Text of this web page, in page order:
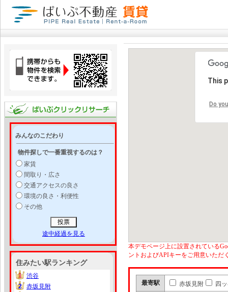
みんなのこだわり
物件探しで一番重視するのは？
家賃
間取り・広さ
交通アクセスの良さ
環境の良さ・利便性
その他
途中経過を見る
住みたい駅ランキング
1
1
渋谷
2
2
赤坂見附
This
Do
本デモページ上に設置されている
ントおよびAPIキーをご用意いただ
最寄駅 赤坂見附 四